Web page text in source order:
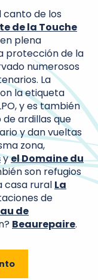
canto de los
de la Touche
plena
protección de la
numerosos
La
la etiqueta
y es también
ardillas que
y dan vueltas
zona,
yel Domaine du
son refugios
casa rural La
de
de
Beaurepaire.